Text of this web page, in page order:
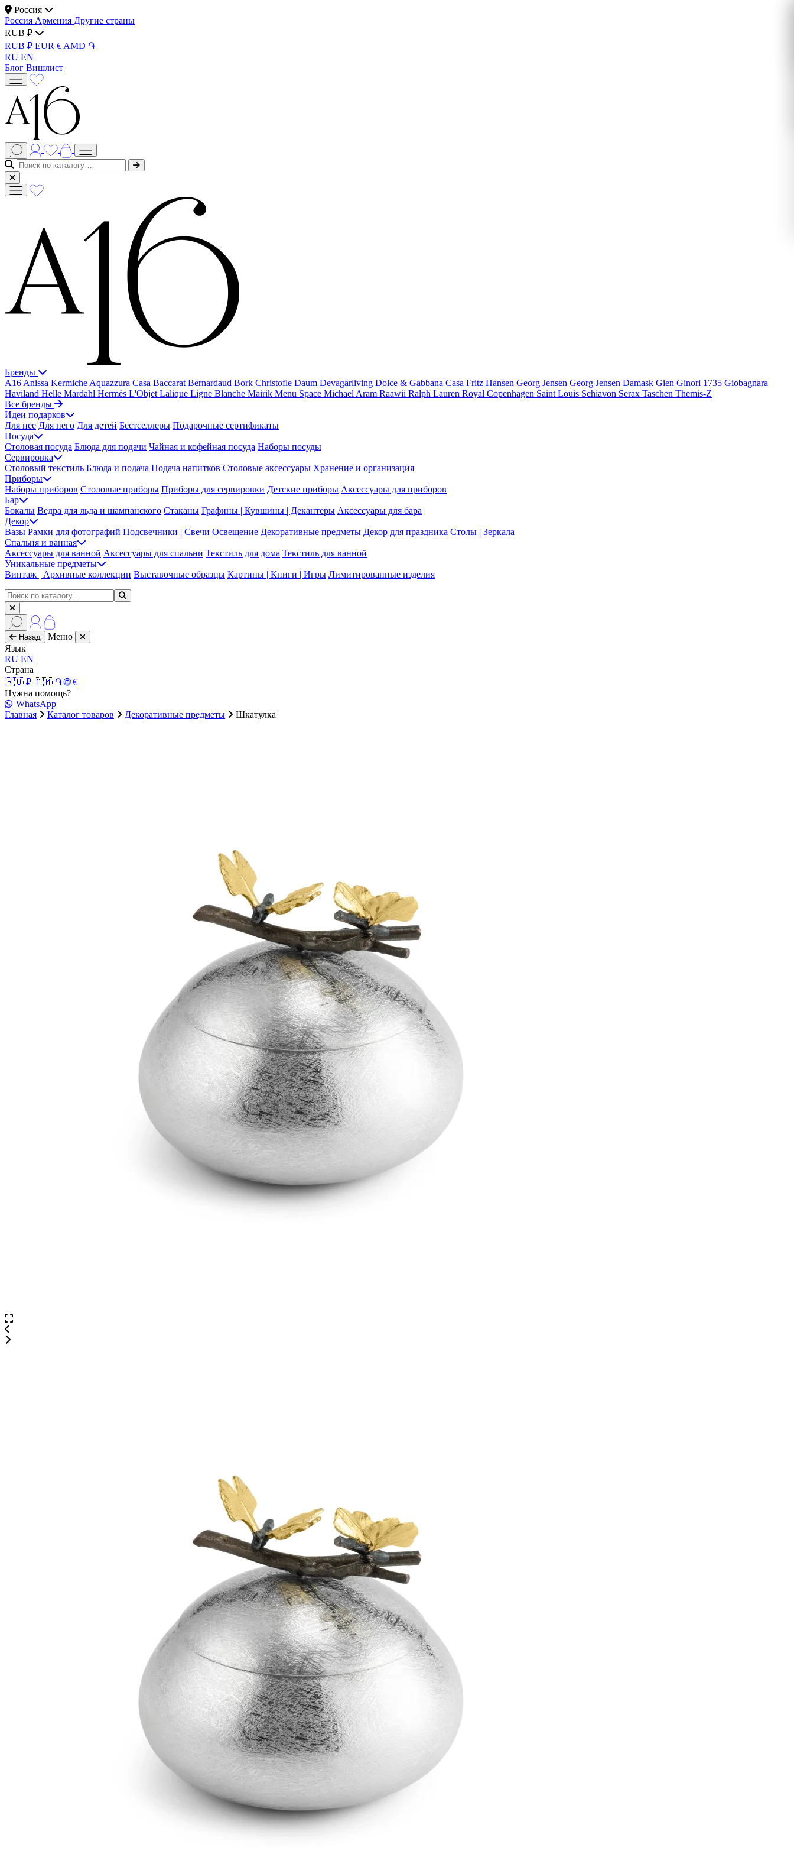
Россия
Россия Армения Другие страны
RUB ₽
RUB ₽ EUR € AMD ֏
RU EN
Блог Вишлист
Бренды
A16 Anissa Kermiche Aquazzura Casa Baccarat Bernardaud Bork Christofle Daum Devagarliving Dolce & Gabbana Casa Fritz Hansen Georg Jensen Georg Jensen Damask Gien Ginori 1735 Giobagnara
Haviland Helle Mardahl Hermès L'Objet Lalique Ligne Blanche Mairik Menu Space Michael Aram Raawii Ralph Lauren Royal Copenhagen Saint Louis Schiavon Serax Taschen Themis-Z
Все бренды
Идеи подарков
Для нее Для него Для детей Бестселлеры Подарочные сертификаты
Посуда
Столовая посуда Блюда для подачи Чайная и кофейная посуда Наборы посуды
Сервировка
Столовый текстиль Блюда и подача Подача напитков Столовые аксессуары Хранение и организация
Приборы
Наборы приборов Столовые приборы Приборы для сервировки Детские приборы Аксессуары для приборов
Бар
Бокалы Ведра для льда и шампанского Стаканы Графины | Кувшины | Декантеры Аксессуары для бара
Декор
Вазы Рамки для фотографий Подсвечники | Свечи Освещение Декоративные предметы Декор для праздника Столы | Зеркала
Спальня и ванная
Аксессуары для ванной Аксессуары для спальни Текстиль для дома Текстиль для ванной
Уникальные предметы
Винтаж | Архивные коллекции Выставочные образцы Картины | Книги | Игры Лимитированные изделия
Назад
Меню
Язык
RU EN
Страна
🇷🇺 ₽ 🇦🇲 ֏🌐 €
Нужна помощь?
WhatsApp
Главная
Каталог товаров Декоративные предметы Шкатулка